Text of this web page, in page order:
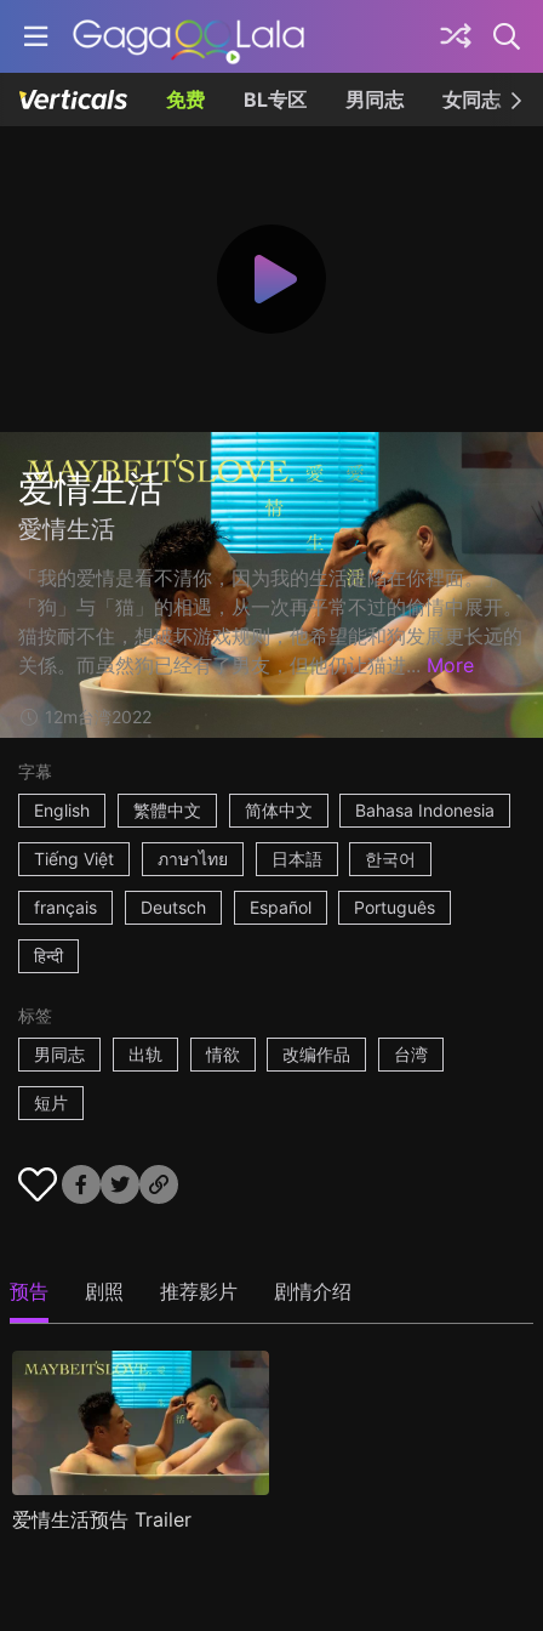
免费 BL专区 男同志 女同志
爱情生活
愛情生活
「我的爱情是看不清你，因为我的生活是陷在你裡面。」
「狗」与「猫」的相遇，从一次再平常不过的偷情中展开。
猫按耐不住，想破坏游戏规则，他希望能和狗发展更长远的
关係。而虽然狗已经有了男友，但他仍让猫进... More
12m台湾2022
字幕
English
繁體中文 简体中文 Bahasa Indonesia
Tiếng Việt ภาษาไทย 日本語 한국어
français Deutsch Español Português
हिन्दी
标签
男同志
出轨 情欲 改编作品 台湾
短片
预告 剧照 推荐影片 剧情介绍
爱情生活预告 Trailer